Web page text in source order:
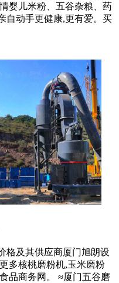
婴儿米粉、五谷杂粮、药
自动手更健康,更有爱。买
格及其供应商厦门旭朗设
多核桃磨粉机,玉米磨粉
品商务网。 ≈厦门五谷磨